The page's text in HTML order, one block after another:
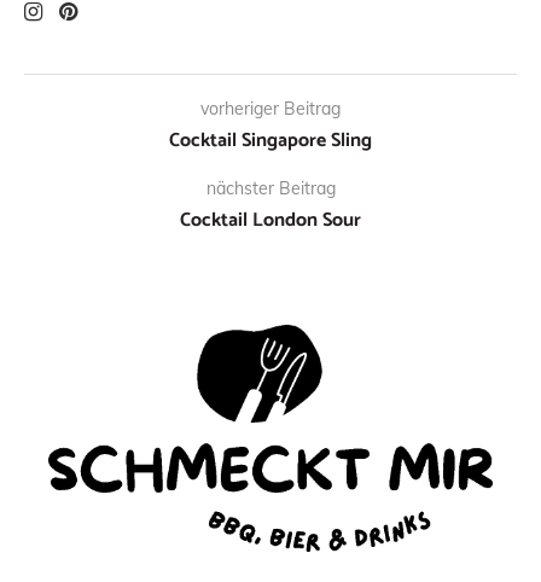
vorheriger Beitrag
Cocktail Singapore Sling
nächster Beitrag
Cocktail London Sour